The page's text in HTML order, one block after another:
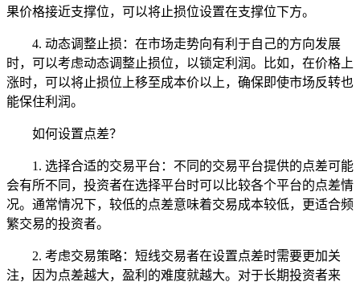
果价格接近支撑位，可以将止损位设置在支撑位下方。
4. 动态调整止损：在市场走势向有利于自己的方向发展
时，可以考虑动态调整止损位，以锁定利润。比如，在价格上
涨时，可以将止损位上移至成本价以上，确保即使市场反转也
能保住利润。
如何设置点差？
1. 选择合适的交易平台：不同的交易平台提供的点差可能
会有所不同，投资者在选择平台时可以比较各个平台的点差情
况。通常情况下，较低的点差意味着交易成本较低，更适合频
繁交易的投资者。
2. 考虑交易策略：短线交易者在设置点差时需要更加关
注，因为点差越大，盈利的难度就越大。对于长期投资者来